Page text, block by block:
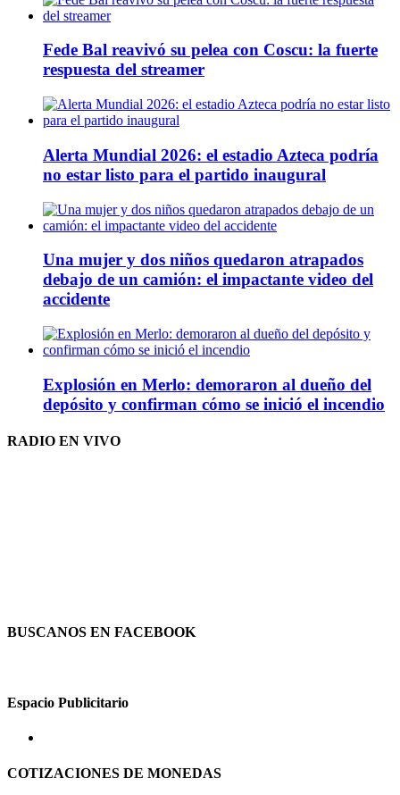
Fede Bal reavivó su pelea con Coscu: la fuerte
respuesta del streamer
Alerta Mundial 2026: el estadio Azteca podría
no estar listo para el partido inaugural
Una mujer y dos niños quedaron atrapados
debajo de un camión: el impactante video del
accidente
Explosión en Merlo: demoraron al dueño del
depósito y confirman cómo se inició el incendio
RADIO EN VIVO
BUSCANOS EN FACEBOOK
Espacio Publicitario
COTIZACIONES DE MONEDAS